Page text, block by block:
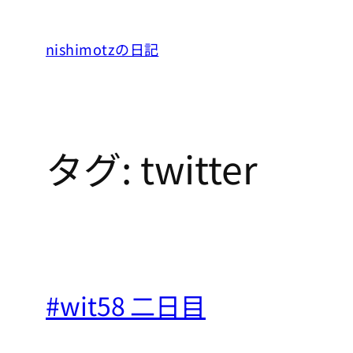
nishimotzの日記
タグ: twitter
#wit58 二日目